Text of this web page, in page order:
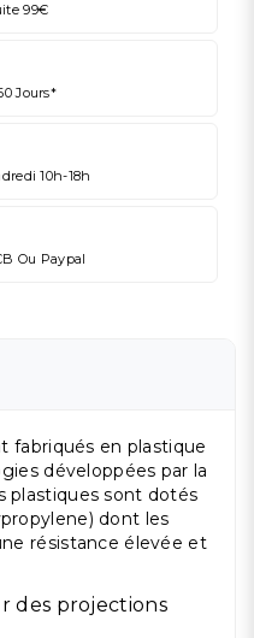
99€
Jours*
10h-18h
Ou Paypal
fabriqués en plastique
développées par la
plastiques sont dotés
dont les
résistance élevée et
des projections